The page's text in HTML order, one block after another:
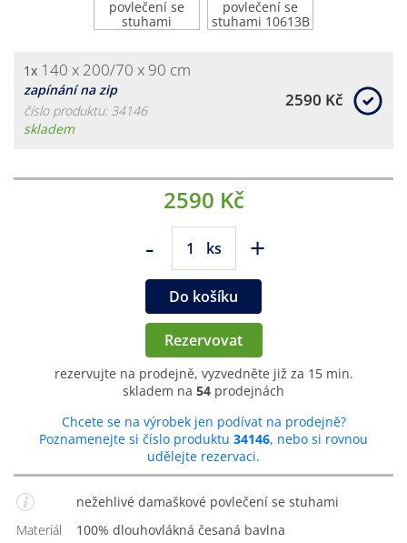
1x 140 x 200/70 x 90 cm
zapínání na zip
číslo produktu: 34146
skladem
2590 Kč
2590 Kč
- ks +
Do košíku
Rezervovat
rezervujte na prodejně, vyzvedněte již za 15 min.
skladem na 54 prodejnách
Chcete se na výrobek jen podívat na prodejně?
Poznamenejte si číslo produktu 34146, nebo si rovnou
udělejte rezervaci.
nežehlivé damaškové povlečení se stuhami
Materiál
100% dlouhovlákná česaná bavlna